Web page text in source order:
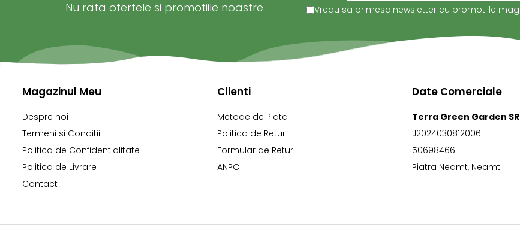
Nu rata ofertele si promotiile noastre Vreau sa primesc newsletter cu promotiile
Magazinul Meu
Despre noi
Termeni si Conditii
Politica de Confidentialitate
Politica de Livrare
Contact
Clienti
Metode de Plata
Politica de Retur
Formular de Retur
ANPC
Date Comerciale
Terra Green Garden
J2024030812006
50698466
Piatra Neamt, Neamt